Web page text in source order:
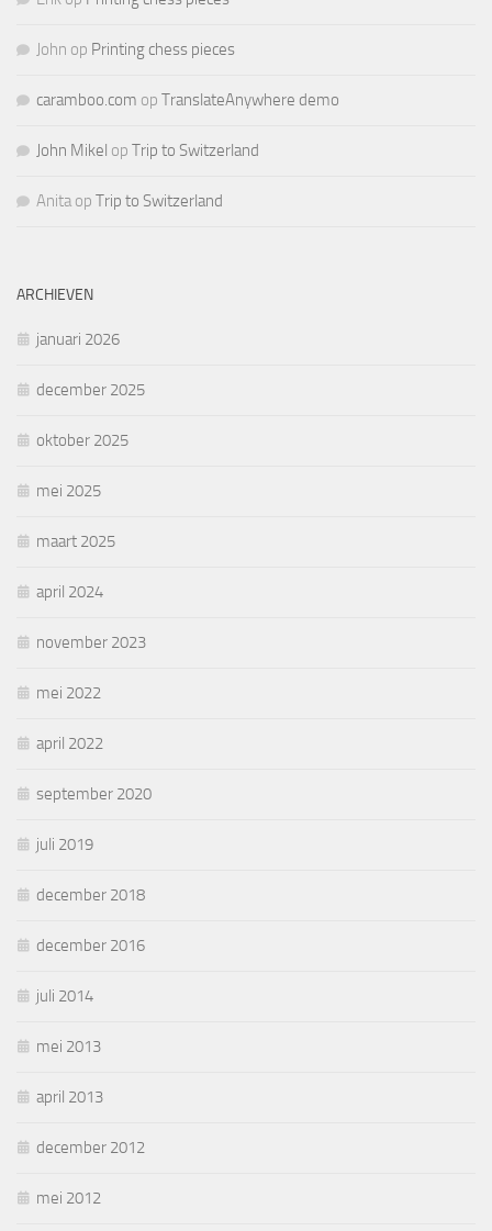
John op Printing chess pieces
caramboo.com op TranslateAnywhere demo
John Mikel op Trip to Switzerland
Anita op Trip to Switzerland
ARCHIEVEN
januari 2026
december 2025
oktober 2025
mei 2025
maart 2025
april 2024
november 2023
mei 2022
april 2022
september 2020
juli 2019
december 2018
december 2016
juli 2014
mei 2013
april 2013
december 2012
mei 2012